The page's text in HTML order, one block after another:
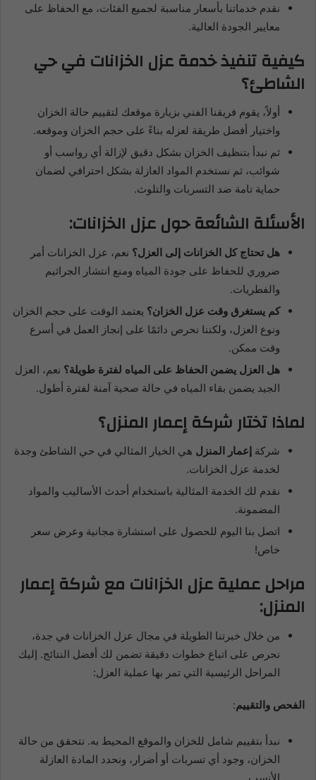
نقدم خدماتنا بأسعار مناسبة لجميع الفئات، مع الحفاظ على
معايير الجودة العالية.
كيفية تنفيذ خدمة عزل الخزانات في حي
الشاطئ؟
أولاً، يقوم فريقنا الفني بزيارة موقعك لتقييم حالة الخزان
واختيار أفضل طريقة لعزله بناءً على حجم الخزان وموقعه.
ثم نبدأ بتنظيف الخزان بشكل دقيق لإزالة أي رواسب أو
شوائب، ثم نستخدم المواد العازلة بشكل احترافي لضمان
حماية تامة ضد التسربات والتلوث.
الأسئلة الشائعة حول عزل الخزانات:
هل تحتاج كل الخزانات إلى العزل؟ نعم، عزل الخزانات أمر
ضروري للحفاظ على جودة المياه ومنع انتشار الجراثيم
والفطريات.
كم يستغرق وقت عزل الخزان؟ يعتمد الوقت على حجم الخزان
ونوع العزل، ولكننا نحرص دائمًا على إنجاز العمل في أسرع
وقت ممكن.
هل العزل يضمن الحفاظ على المياه لفترة طويلة؟ نعم، العزل
الجيد يضمن بقاء المياه في حالة صحية آمنة لفترة أطول.
لماذا تختار شركة إعمار المنزل؟
شركة إعمار المنزل هي الخيار المثالي في حي الشاطئ وجدة
لخدمة عزل الخزانات.
نقدم لك الخدمة المثالية باستخدام أحدث الأساليب والمواد
المضمونة.
اتصل بنا اليوم للحصول على استشارة مجانية وعرض سعر
خاص!
مراحل عملية عزل الخزانات مع شركة إعمار
المنزل:
من خلال خبرتنا الطويلة في مجال عزل الخزانات في جدة،
نحرص على اتباع خطوات دقيقة تضمن لك أفضل النتائج. إليك
المراحل الرئيسية التي تمر بها عملية العزل:
الفحص والتقييم:
نبدأ بتقييم شامل للخزان والموقع المحيط به. نتحقق من حالة
الخزان، وجود أي تسربات أو أضرار، ونحدد المادة العازلة